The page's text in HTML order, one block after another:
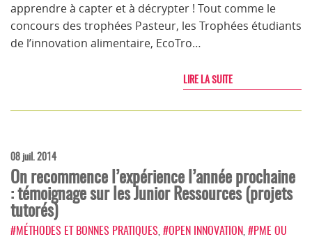
apprendre à capter et à décrypter ! Tout comme le
concours des trophées Pasteur, les Trophées étudiants
de l’innovation alimentaire, EcoTro…
LIRE LA SUITE
08 juil. 2014
On recommence l’expérience l’année prochaine
: témoignage sur les Junior Ressources (projets
tutorés)
#MÉTHODES ET BONNES PRATIQUES #OPEN INNOVATION #PME OU